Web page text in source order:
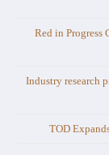
Red in Progress
Industry research
TOD